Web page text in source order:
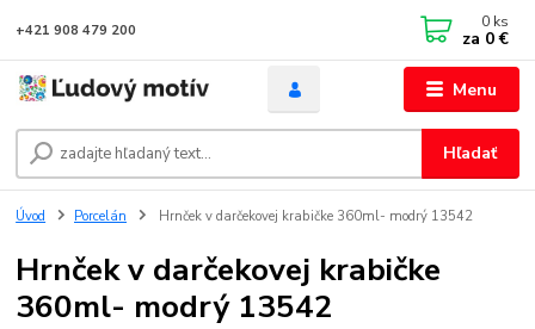
Menu
Hľadať
+421 908 479 200 0 ks
za 0 €
Úvod Porcelán Hrnček v darčekovej krabičke 360ml- modrý 13542
Hrnček v darčekovej krabičke
360ml- modrý 13542